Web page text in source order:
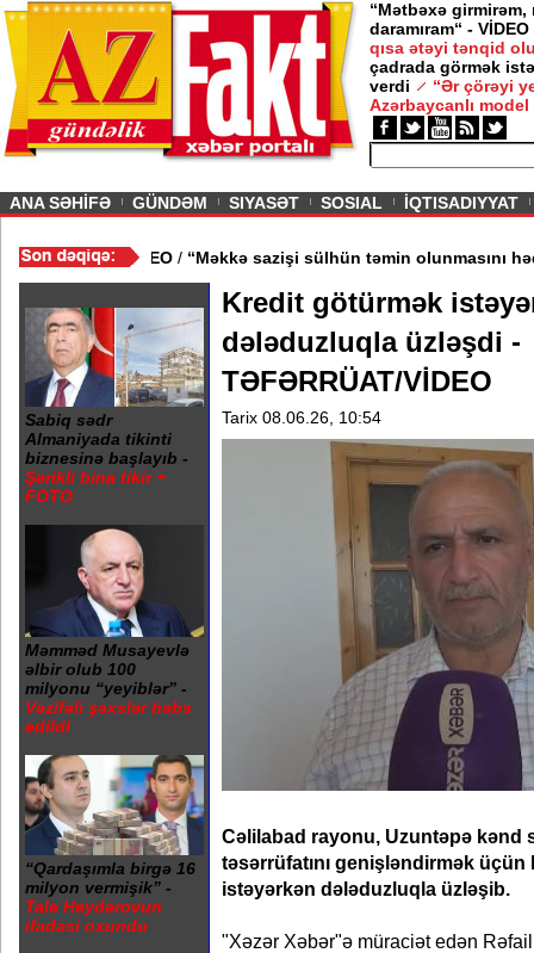
“Mətbəxə girmirəm,
daramıram“ - VİDEO
qısa ətəyi tənqid
çadrada görmək
verdi
“Ər çörəyi
Azərbaycanlı model
-Nigar
ANA SƏHİFƏ GÜNDƏM SIYASƏT SOSIAL İQTISADIYYAT
kənarlaşdırılıb - VİDEO/“Məkkə sazişi sülhün təmin
Sabiq sədr
Almaniyada tikinti
biznesinə başlayıb -
Şərikli bina tikir +
FOTO
Məmməd Musayevlə
əlbir olub 100
milyonu “yeyiblər” -
Vəzifəli şəxslər həbs
edildi
“Qardaşımla birgə 16
milyon vermişik” -
Tale Heydərovun
ifadəsi oxundu
Kredit götürmək
dələduzluqla üzləşdi -
TƏFƏRRÜAT/VİDEO
Tarix 08.06.26, 10:54
Cəlilabad rayonu, Uzuntəpə kənd
təsərrüfatını genişləndirmək
istəyərkən dələduzluqla üzləşib.
"Xəzər Xəbər"ə müraciət edən